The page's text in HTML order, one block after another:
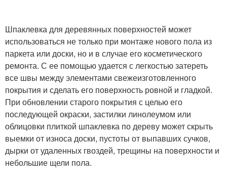
Шпаклевка для деревянных поверхностей может
использоваться не только при монтаже нового пола из
паркета или доски, но и в случае его косметического
ремонта. С ее помощью удается с легкостью затереть
все швы между элементами свежеизготовленного
покрытия и сделать его поверхность ровной и гладкой.
При обновлении старого покрытия с целью его
последующей окраски, застилки линолеумом или
облицовки плиткой шпаклевка по дереву может скрыть
выемки от износа доски, пустоты от выпавших сучков,
дырки от удаленных гвоздей, трещины на поверхности и
небольшие щели пола.